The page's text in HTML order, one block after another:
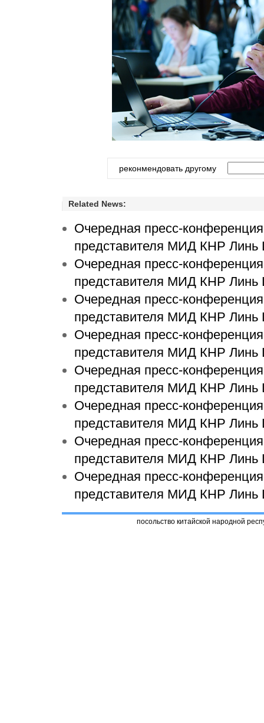
реконмендовать другому
Related News:
Очередная пресс-
представителя МИД КНР Линь
Очередная пресс-
представителя МИД КНР Линь
Очередная пресс-
представителя МИД КНР Линь
Очередная пресс-
представителя МИД КНР Линь
Очередная пресс-
представителя МИД КНР Линь
Очередная пресс-
представителя МИД КНР Линь
Очередная пресс-
представителя МИД КНР Линь
Очередная пресс-
представителя МИД КНР Линь
посольство китайской народной